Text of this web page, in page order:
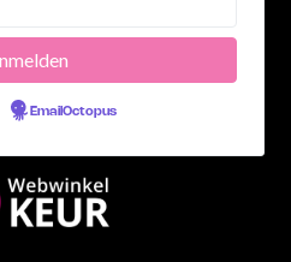
EmailOctopus